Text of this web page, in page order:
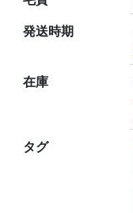
発送時期
在庫
タグ